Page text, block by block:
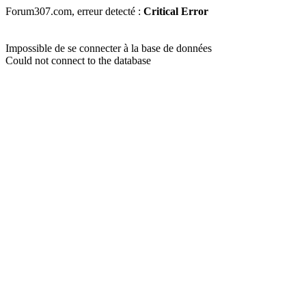
Forum307.com, erreur detecté : Critical Error
Impossible de se connecter à la base de données
Could not connect to the database